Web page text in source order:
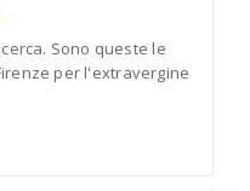
Sono queste le
per l'extravergine